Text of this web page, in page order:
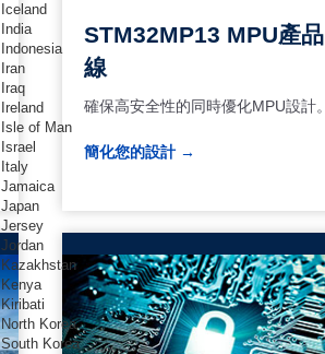
Iceland
India
Indonesia
Iran
Iraq
Ireland
Isle of Man
Israel
Italy
Jamaica
Japan
Jersey
Jordan
Kazakhstan
Kenya
Kiribati
North Korea
South Korea
STM32MP13 MPU產品
線
確保高安全性的同時優化MPU設計。
簡化您的設計 →